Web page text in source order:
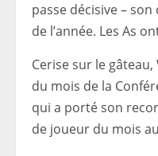
passe décisive –
de l’année. Les As
Cerise sur le
du mois de la
qui a porté son
de joueur du mois